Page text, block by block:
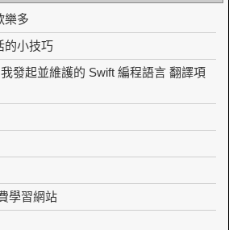
樂多
的小技巧
我發起並維護的 Swift 編程語言 翻譯項
學習網站